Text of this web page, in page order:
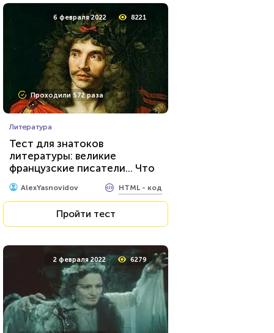
6 февраля 2022 8221
Проходили 572 раза
Литература
Тест для знатоков
литературы: великие
французские писатели... Что
вы знаете о них и об их
творчестве?
AlexYasnovidov HTML - код
Пройти тест
2 февраля 2022 6279